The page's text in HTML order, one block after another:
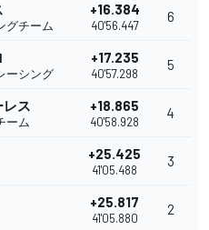
グチーム
+16.384
40'56.447
6
ーシング
+17.235
40'57.298
5
レス
ーム
+18.865
40'58.928
4
+25.425
41'05.488
3
+25.817
41'05.880
2